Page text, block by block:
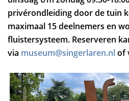
privérondleiding door de tuin
maximaal 15 deelnemers en
fluistersysteem. Reserveren
via museum@singerlaren.nlof